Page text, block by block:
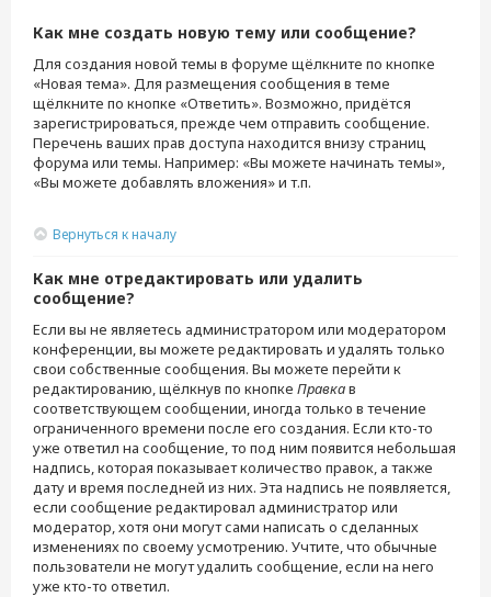
Как мне создать новую тему или сообщение?
Для создания новой темы в форуме щёлкните по кнопке
«Новая тема». Для размещения сообщения в теме
щёлкните по кнопке «Ответить». Возможно, придётся
зарегистрироваться, прежде чем отправить сообщение.
Перечень ваших прав доступа находится внизу страниц
форума или темы. Например: «Вы можете начинать темы»,
«Вы можете добавлять вложения» и т.п.
Вернуться к началу
Как мне отредактировать или удалить
сообщение?
Если вы не являетесь администратором или модератором
конференции, вы можете редактировать и удалять только
свои собственные сообщения. Вы можете перейти к
редактированию, щёлкнув по кнопке Правкав
соответствующем сообщении, иногда только в течение
ограниченного времени после его создания. Если кто-то
уже ответил на сообщение, то под ним появится небольшая
надпись, которая показывает количество правок, а также
дату и время последней из них. Эта надпись не появляется,
если сообщение редактировал администратор или
модератор, хотя они могут сами написать о сделанных
изменениях по своему усмотрению. Учтите, что обычные
пользователи не могут удалить сообщение, если на него
уже кто-то ответил.